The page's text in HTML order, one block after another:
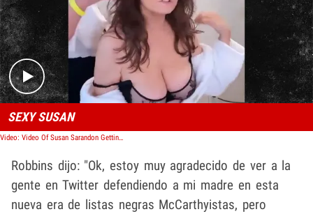
Play video content
SEXY SUSAN
Video: Video Of Susan Sarandon Getting Hair Done With Just A Bra On Goes Viral
Robbins dijo: "Ok, estoy muy agradecido de ver a la
gente en Twitter defendiendo a mi madre en esta
nueva era de listas negras McCarthyistas, pero